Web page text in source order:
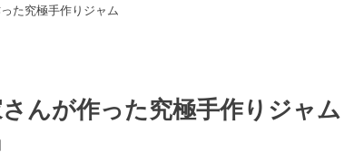
た究極手作りジャム
んが作った究極手作りジャム